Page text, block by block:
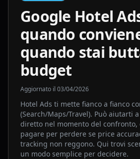
Google Hotel
quando
quando stai
budget
Aggiornato il 03/04/2026
Hotel Ads ti mette fianco a fianco
(Search/Maps/Travel). Può aiutarti
diretto nel momento del
pagare per perdere se price
tracking non reggono. Qui trovi
un modo semplice per decidere.